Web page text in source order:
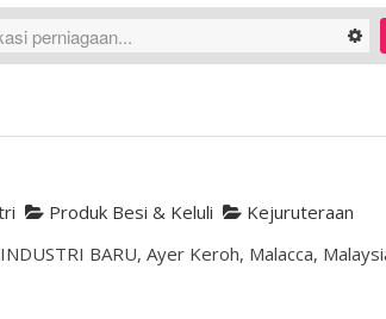
Produk Besi & Keluli
Kejuruteraan
BARU, Ayer Keroh, Malacca,